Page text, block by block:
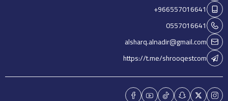
+966557016641
0557016641
alsharq.alnadir@gmail.com
https://t.me/shrooqestcom